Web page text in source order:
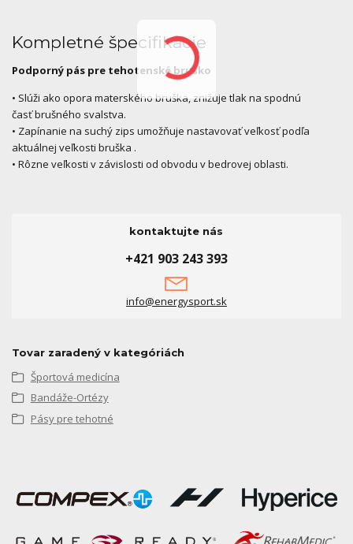
Kompletné špecifikácie
Podporný pás pre tehotenské bruško
• Slúži ako opora materského bruška, znižuje tlak na spodnú
časť brušného svalstva.
• Zapínanie na suchý zips umožňuje nastavovať veľkosť podľa
aktuálnej veľkosti bruška .
• Rôzne veľkosti v závislosti od obvodu v bedrovej oblasti.
kontaktujte nás
+421 903 243 393
info@energysport.sk
Tovar zaradený v kategóriách
Športová medicína
Bandáže-Ortézy
Pásy pre tehotné